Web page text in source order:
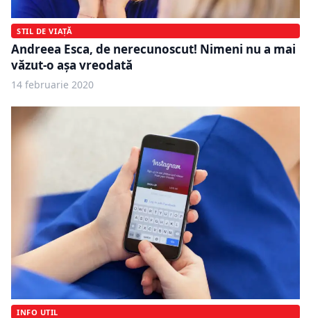
STIL DE VIAȚĂ
Andreea Esca, de nerecunoscut! Nimeni nu a mai
văzut-o așa vreodată
14 februarie 2020
INFO UTIL